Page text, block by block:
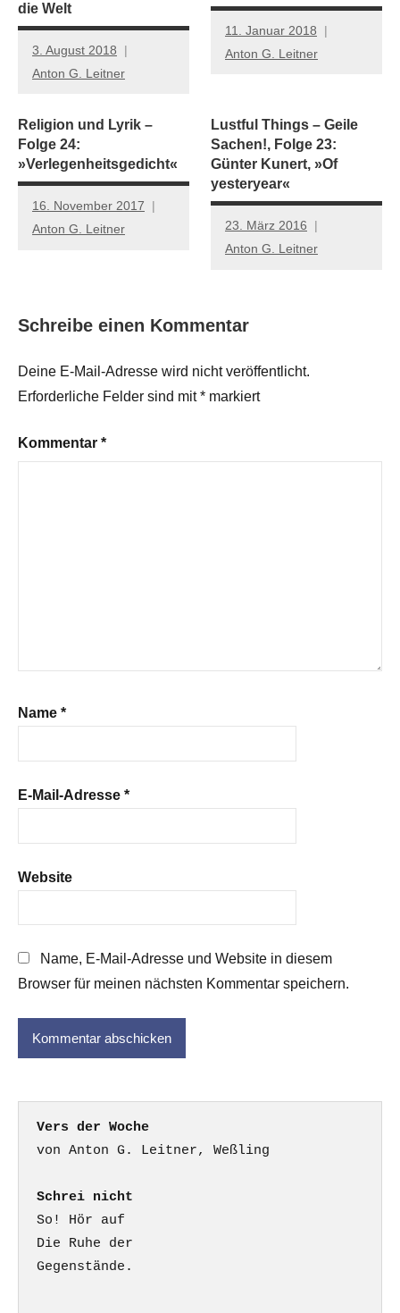
die Welt
3. August 2018
Anton G. Leitner
11. Januar 2018
Anton G. Leitner
Religion und Lyrik –
Folge 24:
»Verlegenheitsgedicht«
16. November 2017
Anton G. Leitner
Lustful Things – Geile
Sachen!, Folge 23:
Günter Kunert, »Of
yesteryear«
23. März 2016
Anton G. Leitner
Schreibe einen Kommentar
Deine E-Mail-Adresse wird nicht veröffentlicht.
Erforderliche Felder sind mit* markiert
Kommentar *
Name *
E-Mail-Adresse *
Website
Name, E-Mail-Adresse und Website in diesem
Browser für meinen nächsten Kommentar speichern.
Vers der Woche
Schrei nicht
So! Hör auf
Die Ruhe der
Gegenstände.